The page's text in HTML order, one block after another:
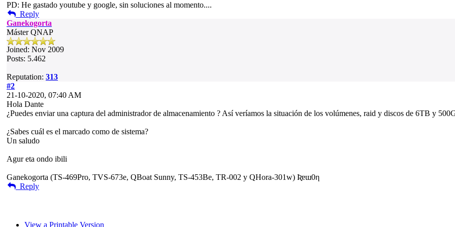
PD: He gastado youtube y google, sin soluciones al momento....
Reply
Ganekogorta
Máster QNAP
Joined: Nov 2009
Posts: 5.462
Reputation: 313
#2
21-10-2020, 07:40 AM
Hola Dante
¿Puedes enviar una captura del administrador de almacenamiento ? Así veríamos la situación de los volúmenes, raid y discos de 6TB y
¿Sabes cuál es el marcado como de sistema?
Un saludo
Agur eta ondo ibili
Ganekogorta (TS-469Pro, TVS-673e, QBoat Sunny, TS-453Be, TR-002 y QHora-301w) Ʀɐɯ0η
Reply
View a Printable Version